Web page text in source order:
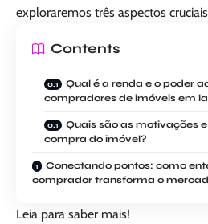
exploraremos três aspectos
Contents
Qual é a renda e o poder
compradores de imóveis em
Quais são as motivações
compra do imóvel?
Conectando pontos: como
comprador transforma o
Leia para saber mais!